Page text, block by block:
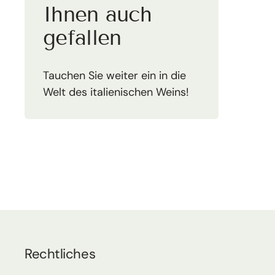
Ihnen auch
gefallen
Tauchen Sie weiter ein in die
Welt des italienischen Weins!
Rechtliches